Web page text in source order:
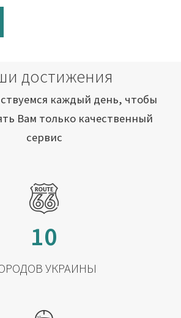
достижения
каждый день, чтобы
Вам только качественный
сервис
10
УКРАИНЫ